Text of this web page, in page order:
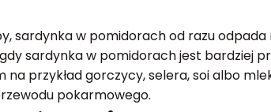
sardynka w pomidorach od razu
gdy sardynka w pomidorach jest bardziej
przykład gorczycy, selera, soi albo
pokarmowego.